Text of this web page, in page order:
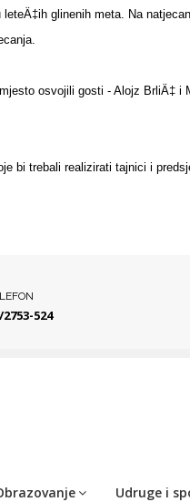
glinenih meta. Na
osvojili gosti - Alojz
bi trebali realizirati tajnici i
2753-524
Udruge i